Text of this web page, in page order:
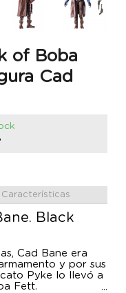
of Boba
Cad
Características
Black
Cad Bane era
y por sus
Pyke lo llevó a
Fett.